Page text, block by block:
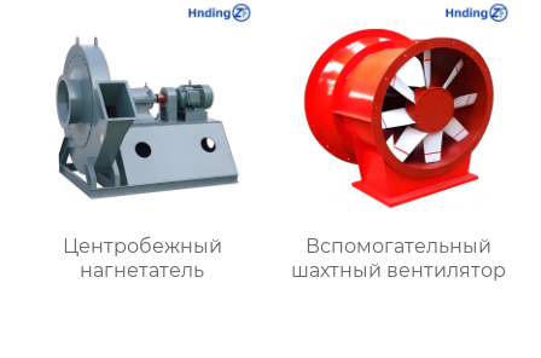
котлов | Эффективные
системы удаления
пыли и газа | Для всех
типов угля
Центробежный
нагнетатель
Вспомогательный
шахтный вентилятор